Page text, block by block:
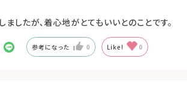
ましたが、着心地がとてもいいとのことです。
参考になった 0 Like! 0